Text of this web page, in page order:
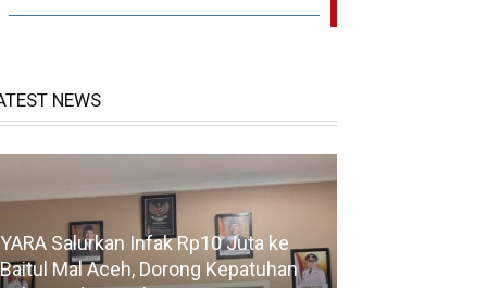
NEWS
YARA Salurkan Infak Rp10 Juta ke
Baitul Mal Aceh, Dorong Kepatuhan